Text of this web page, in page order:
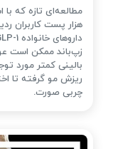
هزار پست کاربران
زپ‌باند ممکن است
بالینی کمتر مورد
ریزش مو گرفته تا
چربی صورت.